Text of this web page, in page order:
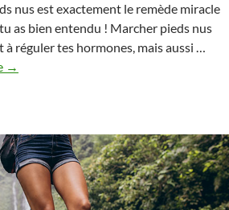
nus est exactement le remède miracle
as bien entendu ! Marcher pieds nus
réguler tes hormones, mais aussi …
Pourquoi
est
un
remède
miracle
→